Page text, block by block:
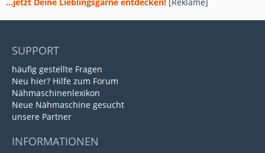
SUPPORT
häufig gestellte Fragen
Neu hier? Hilfe zum Forum
Nähmaschinenlexikon
Neue Nähmaschine gesucht
unsere Partner
INFORMATIONEN